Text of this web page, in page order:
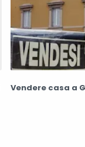
Vendere casa a